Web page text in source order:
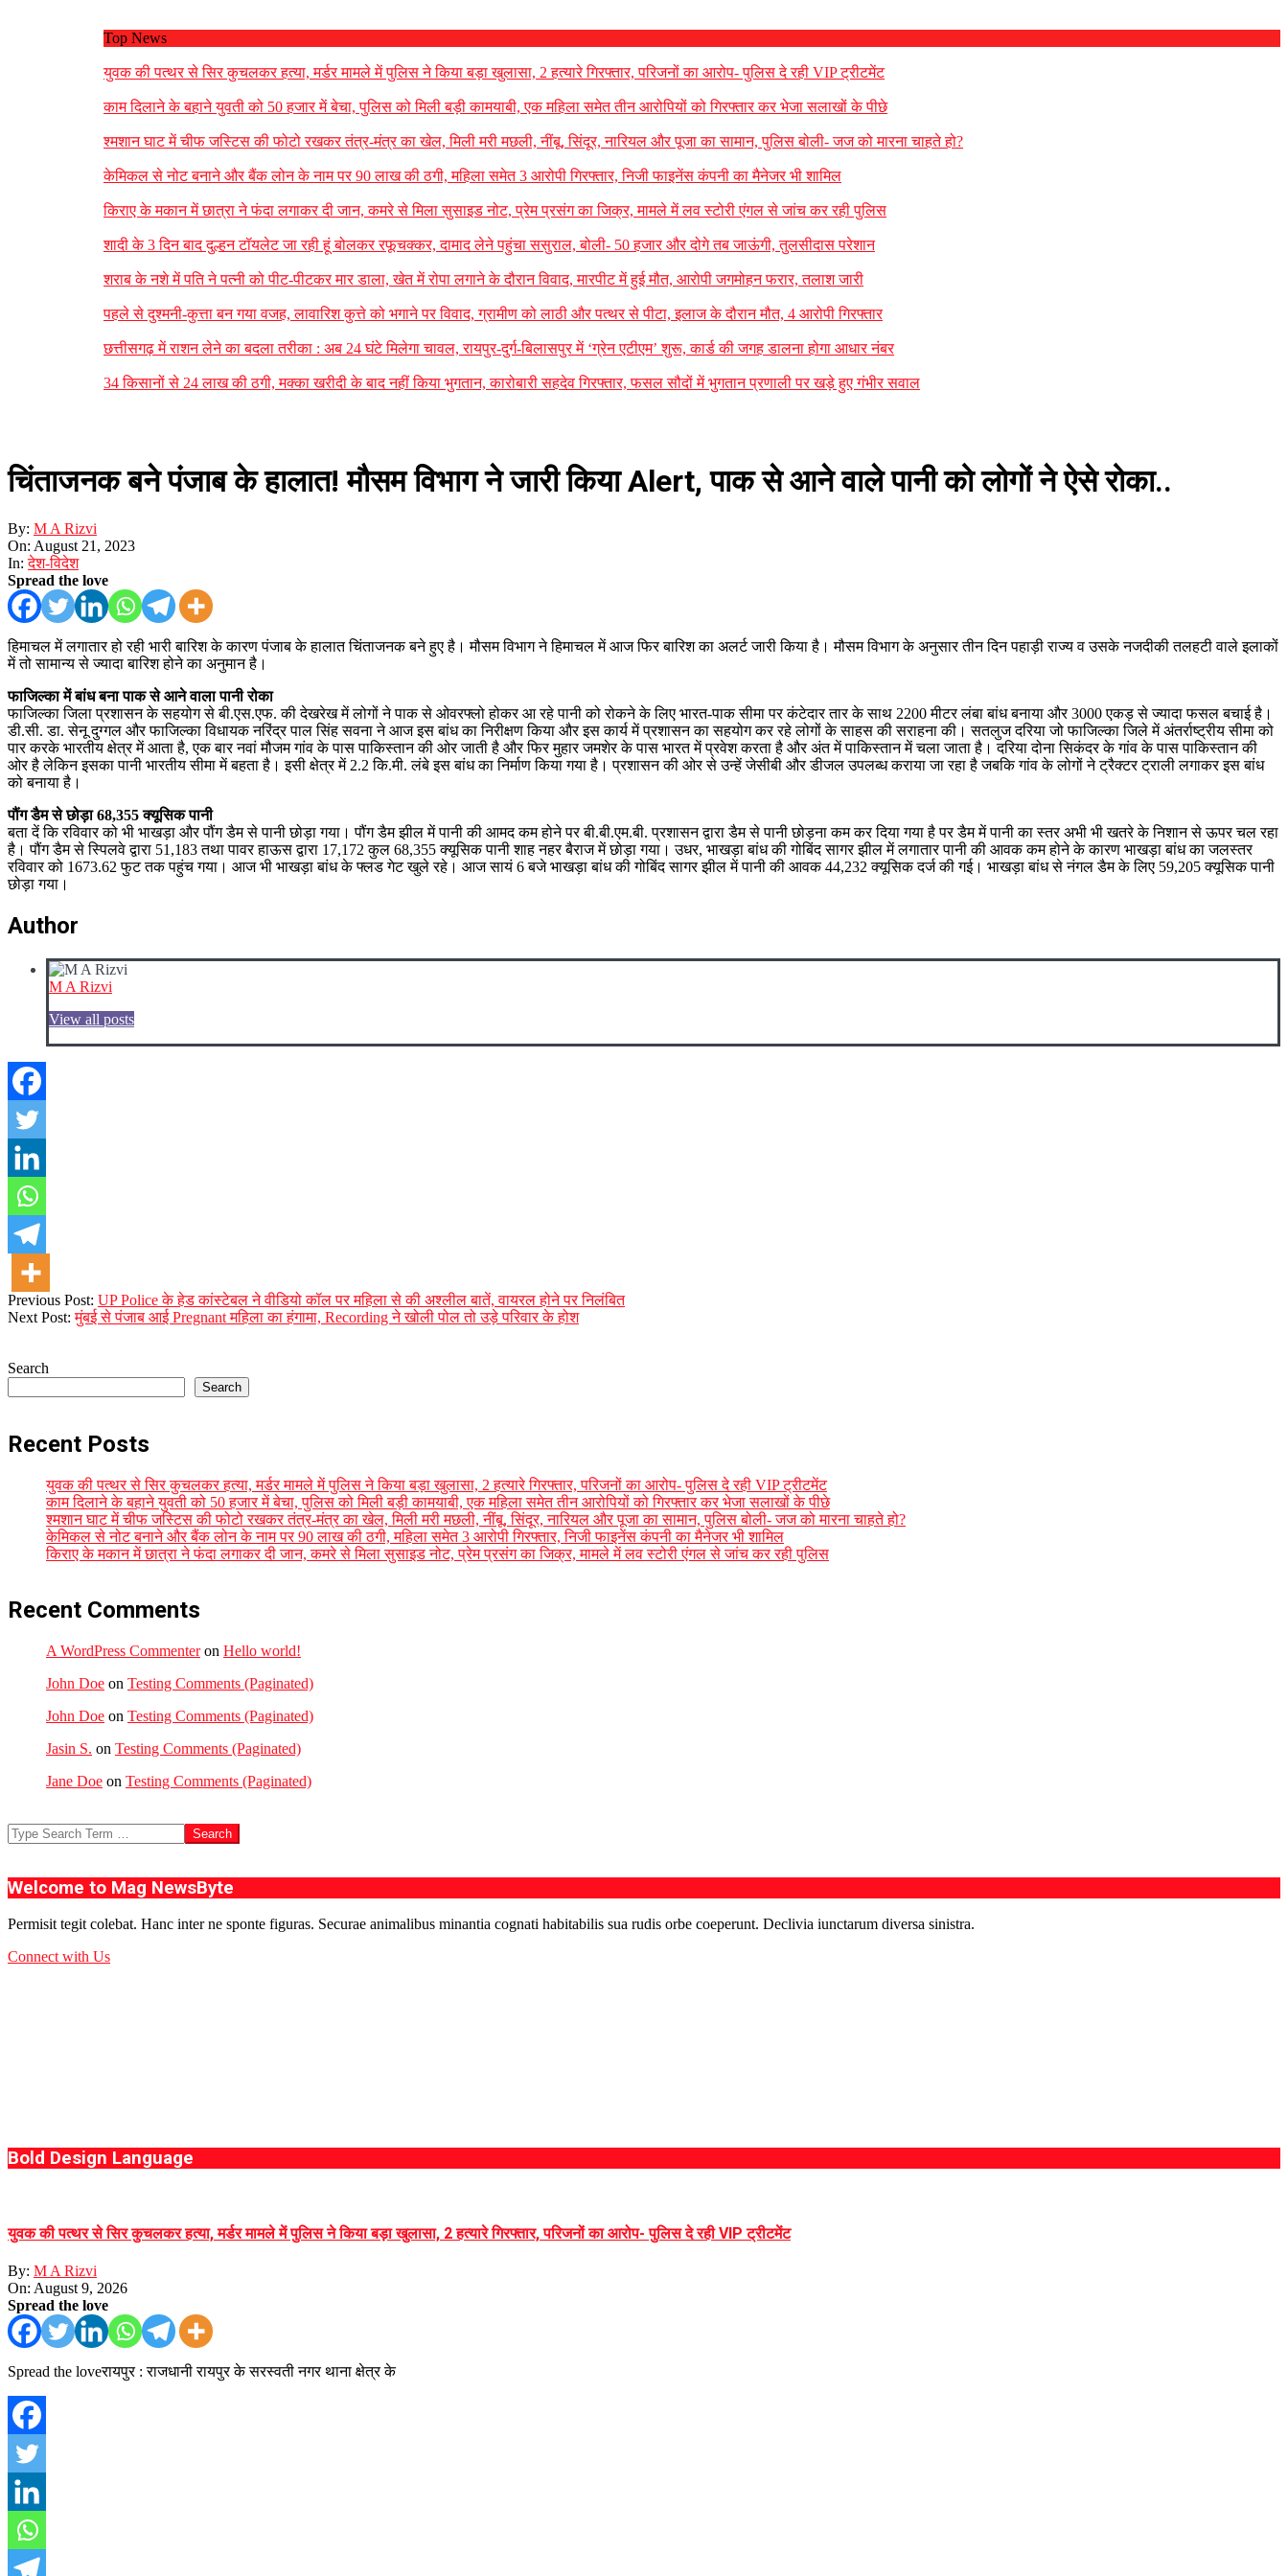
Top News
युवक की पत्थर से सिर कुचलकर हत्या, मर्डर मामले में पुलिस ने किया बड़ा खुलासा, 2 हत्यारे गिरफ्तार, परिजनों का आरोप- पुलिस दे रही VIP ट्रीटमेंट
काम दिलाने के बहाने युवती को 50 हजार में बेचा, पुलिस को मिली बड़ी कामयाबी, एक महिला समेत तीन आरोपियों को गिरफ्तार कर भेजा सलाखों के पीछे
श्मशान घाट में चीफ जस्टिस की फोटो रखकर तंत्र-मंत्र का खेल, मिली मरी मछली, नींबू, सिंदूर, नारियल और पूजा का सामान, पुलिस बोली- जज को मारना चाहते हो?
केमिकल से नोट बनाने और बैंक लोन के नाम पर 90 लाख की ठगी, महिला समेत 3 आरोपी गिरफ्तार, निजी फाइनेंस कंपनी का मैनेजर भी शामिल
किराए के मकान में छात्रा ने फंदा लगाकर दी जान, कमरे से मिला सुसाइड नोट, प्रेम प्रसंग का जिक्र, मामले में लव स्टोरी एंगल से जांच कर रही पुलिस
शादी के 3 दिन बाद दुल्हन टॉयलेट जा रही हूं बोलकर रफूचक्कर, दामाद लेने पहुंचा ससुराल, बोली- 50 हजार और दोगे तब जाऊंगी, तुलसीदास परेशान
शराब के नशे में पति ने पत्नी को पीट-पीटकर मार डाला, खेत में रोपा लगाने के दौरान विवाद, मारपीट में हुई मौत, आरोपी जगमोहन फरार, तलाश जारी
पहले से दुश्मनी-कुत्ता बन गया वजह, लावारिश कुत्ते को भगाने पर विवाद, ग्रामीण को लाठी और पत्थर से पीटा, इलाज के दौरान मौत, 4 आरोपी गिरफ्तार
छत्तीसगढ़ में राशन लेने का बदला तरीका : अब 24 घंटे मिलेगा चावल, रायपुर-दुर्ग-बिलासपुर में ‘ग्रेन एटीएम’ शुरू, कार्ड की जगह डालना होगा आधार नंबर
34 किसानों से 24 लाख की ठगी, मक्का खरीदी के बाद नहीं किया भुगतान, कारोबारी सहदेव गिरफ्तार, फसल सौदों में भुगतान प्रणाली पर खड़े हुए गंभीर सवाल
चिंताजनक बने पंजाब के हालात! मौसम विभाग ने जारी किया Alert, पाक से आने वाले पानी को लोगों ने ऐसे रोका..
By: M A Rizvi
On: August 21, 2023
In: देश-विदेश
Spread the love
हिमाचल में लगातार हो रही भारी बारिश के कारण पंजाब के हालात चिंताजनक बने हुए है। मौसम विभाग ने हिमाचल में आज फिर बारिश का अलर्ट जारी किया है। मौसम विभाग के अनुसार तीन दिन पहाड़ी राज्य व उसके नजदीकी तलहटी वाले इलाकों
में तो सामान्य से ज्यादा बारिश होने का अनुमान है।
फाजिल्का में बांध बना पाक से आने वाला पानी रोका
फाजिल्का जिला प्रशासन के सहयोग से बी.एस.एफ. की देखरेख में लोगों ने पाक से ओवरफ्लो होकर आ रहे पानी को रोकने के लिए भारत-पाक सीमा पर कंटेदार तार के साथ 2200 मीटर लंबा बांध बनाया और 3000 एकड़ से ज्यादा फसल बचाई है।
डी.सी. डा. सेनू दुग्गल और फाजिल्का विधायक नरिंद्र पाल सिंह सवना ने आज इस बांध का निरीक्षण किया और इस कार्य में प्रशासन का सहयोग कर रहे लोगों के साहस की सराहना की। सतलुज दरिया जो फाजिल्का जिले में अंतर्राष्ट्रीय सीमा को
पार करके भारतीय क्षेत्र में आता है, एक बार नवां मौजम गांव के पास पाकिस्तान की ओर जाती है और फिर मुहार जमशेर के पास भारत में प्रवेश करता है और अंत में पाकिस्तान में चला जाता है। दरिया दोना सिकंदर के गांव के पास पाकिस्तान की
ओर है लेकिन इसका पानी भारतीय सीमा में बहता है। इसी क्षेत्र में 2.2 कि.मी. लंबे इस बांध का निर्माण किया गया है। प्रशासन की ओर से उन्हें जेसीबी और डीजल उपलब्ध कराया जा रहा है जबकि गांव के लोगों ने ट्रैक्टर ट्राली लगाकर इस बांध
को बनाया है।
पौंग डैम से छोड़ा 68,355 क्यूसिक पानी
बता दें कि रविवार को भी भाखड़ा और पौंग डैम से पानी छोड़ा गया। पौंग डैम झील में पानी की आमद कम होने पर बी.बी.एम.बी. प्रशासन द्वारा डैम से पानी छोड़ना कम कर दिया गया है पर डैम में पानी का स्तर अभी भी खतरे के निशान से ऊपर चल रहा
है। पौंग डैम से स्पिलवे द्वारा 51,183 तथा पावर हाऊस द्वारा 17,172 कुल 68,355 क्यूसिक पानी शाह नहर बैराज में छोड़ा गया। उधर, भाखड़ा बांध की गोबिंद सागर झील में लगातार पानी की आवक कम होने के कारण भाखड़ा बांध का जलस्तर
रविवार को 1673.62 फुट तक पहुंच गया। आज भी भाखड़ा बांध के फ्लड गेट खुले रहे। आज सायं 6 बजे भाखड़ा बांध की गोबिंद सागर झील में पानी की आवक 44,232 क्यूसिक दर्ज की गई। भाखड़ा बांध से नंगल डैम के लिए 59,205 क्यूसिक पानी
छोड़ा गया।
Author
M A Rizvi
View all posts
2023-
08-
Previous Post: UP Police के हेड कांस्टेबल ने वीडियो कॉल पर महिला से की अश्लील बातें, वायरल होने पर निलंबित
Next Post:मुंबई से पंजाब आई Pregnant महिला का हंगामा, Recording ने खोली पोल तो उड़े परिवार के होश
Search
Search
Recent Posts
युवक की पत्थर से सिर कुचलकर हत्या, मर्डर मामले में पुलिस ने किया बड़ा खुलासा, 2 हत्यारे गिरफ्तार, परिजनों का आरोप- पुलिस दे रही VIP ट्रीटमेंट
काम दिलाने के बहाने युवती को 50 हजार में बेचा, पुलिस को मिली बड़ी कामयाबी, एक महिला समेत तीन आरोपियों को गिरफ्तार कर भेजा सलाखों के पीछे
श्मशान घाट में चीफ जस्टिस की फोटो रखकर तंत्र-मंत्र का खेल, मिली मरी मछली, नींबू, सिंदूर, नारियल और पूजा का सामान, पुलिस बोली- जज को मारना चाहते हो?
केमिकल से नोट बनाने और बैंक लोन के नाम पर 90 लाख की ठगी, महिला समेत 3 आरोपी गिरफ्तार, निजी फाइनेंस कंपनी का मैनेजर भी शामिल
किराए के मकान में छात्रा ने फंदा लगाकर दी जान, कमरे से मिला सुसाइड नोट, प्रेम प्रसंग का जिक्र, मामले में लव स्टोरी एंगल से जांच कर रही पुलिस
Recent Comments
A WordPress Commenteron Hello world!
John Doe on Testing Comments (Paginated)
John Doe on Testing Comments (Paginated)
Jasin S. on Testing Comments (Paginated)
Jane Doe on Testing Comments (Paginated)
Search
Welcome to Mag NewsByte
Permisit tegit colebat. Hanc inter ne sponte figuras. Securae animalibus minantia cognati habitabilis sua rudis orbe coeperunt. Declivia iunctarum diversa sinistra.
Connect with Us
Bold Design Language
युवक की पत्थर से सिर कुचलकर हत्या, मर्डर मामले में पुलिस ने किया बड़ा खुलासा, 2 हत्यारे गिरफ्तार, परिजनों का आरोप- पुलिस दे रही VIP ट्रीटमेंट
By: M A Rizvi
On: August 9, 2026
Spread the love
Spread the loveरायपुर : राजधानी रायपुर के सरस्वती नगर थाना क्षेत्र के